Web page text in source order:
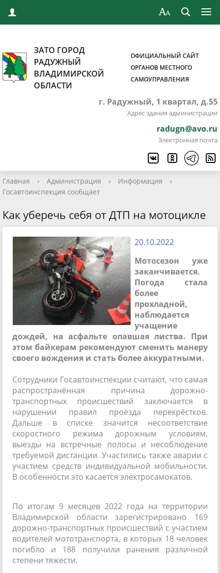
ЗАТО ГОРОД
РАДУЖНЫЙ
ВЛАДИМИРСКОЙ
ОБЛАСТИ
ОФИЦИАЛЬНЫЙ САЙТ
ОРГАНОВ МЕСТНОГО
САМОУПРАВЛЕНИЯ
г. Радужный, 1 квартал, д.55
Адрес здания администрации
radugn@avo.ru
Электронная почта
Главная › Администрация › Информация
›
Госавтоинспекция сообщает
Как уберечь себя от ДТП на мотоцикле
20.10.2022
Мотосезон уже
заканчивается.
Погода стала
более
прохладной,
наблюдается
учащение
дождей, на асфальте опавшая листва. При
этом байкерам рекомендуют сменить манеру
своего вождения и стать более аккуратными.
Сотрудники Госавтоинспекции считают, что самая
распространённая причина дорожно-
транспортных происшествий заключается в
нарушении правил проезда перекрёстков.
Дальше в списке значится несоответствие
скоростного режима дорожным условиям,
выезды на встречные полосы и несоблюдение
требуемой дистанции. Участились также аварии с
участием средств индивидуальной мобильности.
В особенности это касается электросамокатов.
По итогам 9 месяцев 2022 года на территории
Владимирской области зарегистрировано 169
дорожно-транспортных происшествий с участием
водителей мототранспорта, в которых 18 человек
погибло и 188 получили ранения различной
степени тяжести.